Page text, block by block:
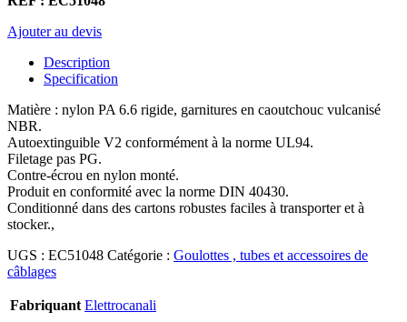
Ajouter au devis
Description
Specification
Matière : nylon PA 6.6 rigide, garnitures en caoutchouc vulcanisé
NBR.
Autoextinguible V2 conformément à la norme UL94.
Filetage pas PG.
Contre-écrou en nylon monté.
Produit en conformité avec la norme DIN 40430.
Conditionné dans des cartons robustes faciles à transporter et à
stocker.,
UGS : EC51048 Catégorie : Goulottes , tubes et accessoires de
câblages
Fabriquant Elettrocanali